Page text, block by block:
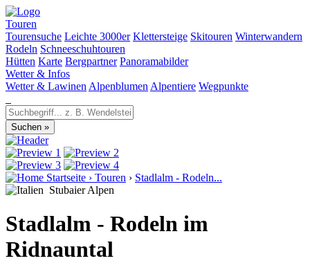
Touren
Tourensuche Leichte 3000er Klettersteige Skitouren Winterwandern
Rodeln Schneeschuhtouren
Hütten Karte Bergpartner Panoramabilder
Wetter & Infos
Wetter & Lawinen Alpenblumen Alpentiere Wegpunkte
Startseite › Touren › Stadlalm - Rodeln...
Stubaier Alpen
Stadlalm - Rodeln im
Ridnauntal